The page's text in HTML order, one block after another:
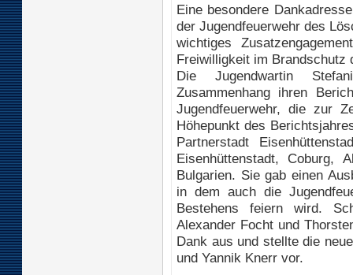
Eine besondere
der Jugendfeuerwehr des
wichtiges
Freiwilligkeit im Brandschutz
Die Jugendwartin
Zusammenhang ihren
Jugendfeuerwehr, die zur
Höhepunkt des
Partnerstadt
Eisenhüttenstadt, Coburg,
Bulgarien. Sie gab einen
in dem auch die
Bestehens feiern wird.
Alexander Focht und
Dank aus und stellte die
und Yannik Knerr vor.